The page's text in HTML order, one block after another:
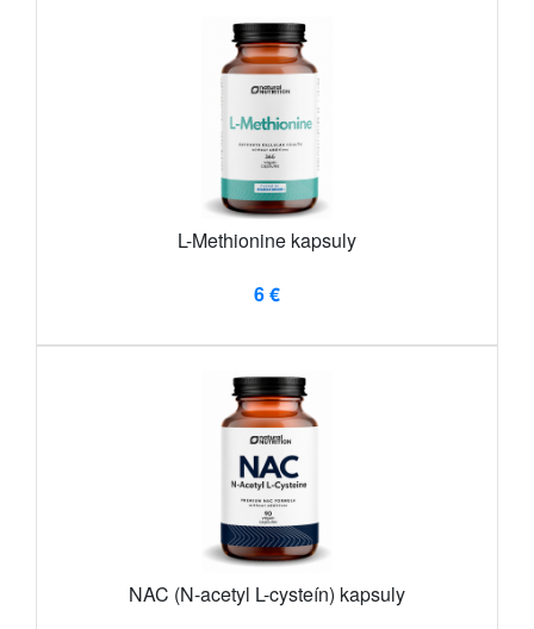
L-Methionine kapsuly
6 €
NAC (N-acetyl L-cysteín) kapsuly